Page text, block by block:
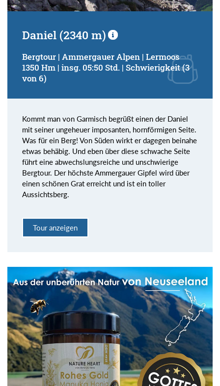
Daniel (2340 m)
Bergtour | Ammergauer Alpen | Lermoos
1350 Hm | insg. 05:50 Std. | Schwierigkeit (3
von 6)
Kommt man von Garmisch begrüßt einen der Daniel
mit seiner ungeheuer imposanten, hornförmigen Seite.
Was für ein Berg! Von Süden wirkt er dagegen beinahe
etwas behäbig. Und eben über diese schwache Seite
führt eine abwechslungsreiche und unschwierige
Bergtour. Der höchste Ammergauer Gipfel wird über
einen schönen Grat erreicht und ist ein toller
Aussichtsberg.
Tour anzeigen